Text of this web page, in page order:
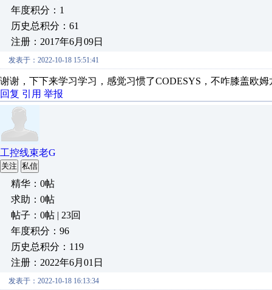
年度积分：1
历史总积分：61
注册：2017年6月09日
发表于：2022-10-18 15:51:41
谢谢，下下来学习学习，感觉习惯了CODESYS，不咋膝盖欧姆
回复 引用 举报
工控线束老G
关注 私信
精华：0帖
求助：0帖
帖子：0帖 | 23回
年度积分：96
历史总积分：119
注册：2022年6月01日
发表于：2022-10-18 16:13:34